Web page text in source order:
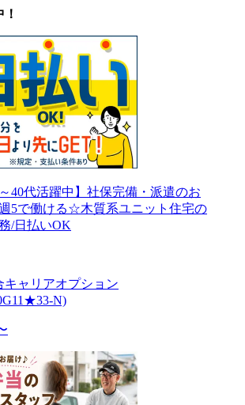
～40代活躍中】社保完備・派遣のお
5で働ける☆木質系ユニット住宅の
/日払いOK
キャリアオプション
N)